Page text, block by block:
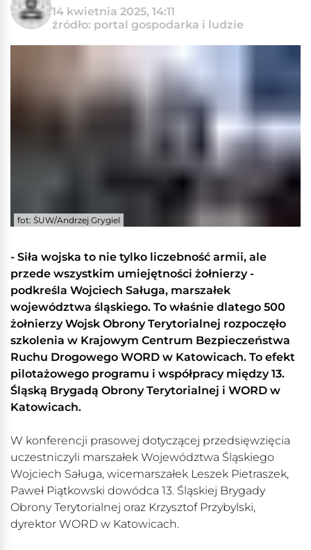
14 kwietnia 2025, 14:11
źródło: portal gospodarka i ludzie
fot: ŚUW/Andrzej Grygiel
- Siła wojska to nie tylko liczebność armii, ale
przede wszystkim umiejętności żołnierzy -
podkreśla Wojciech Saługa, marszałek
województwa śląskiego. To właśnie dlatego 500
żołnierzy Wojsk Obrony Terytorialnej rozpoczęło
szkolenia w Krajowym Centrum Bezpieczeństwa
Ruchu Drogowego WORD w Katowicach. To efekt
pilotażowego programu i współpracy między 13.
Śląską Brygadą Obrony Terytorialnej i WORD w
Katowicach.
W konferencji prasowej dotyczącej przedsięwzięcia
uczestniczyli marszałek Województwa Śląskiego
Wojciech Saługa, wicemarszałek Leszek Pietraszek,
Paweł Piątkowski dowódca 13. Śląskiej Brygady
Obrony Terytorialnej oraz Krzysztof Przybylski,
dyrektor WORD w Katowicach.